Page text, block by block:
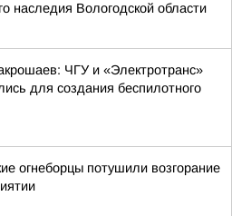
наследия Вологодской области
ЧГУ и «Электротранс»
для создания беспилотного
огнеборцы потушили возгорание